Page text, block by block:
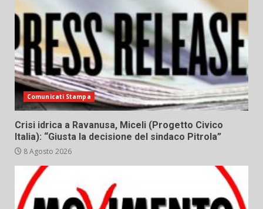
Comunicati Stampa
Crisi idrica a Ravanusa, Miceli (Progetto Civico
Italia): “Giusta la decisione del sindaco Pitrola”
8 Agosto 2026